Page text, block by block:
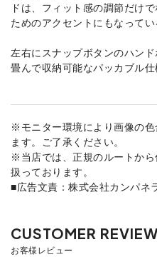
ドは、フィット感の調節だけ
ためのアクセントにもなってい
左右にスナップボタンのハン
畳んで収納可能なパッカブル仕
※モニター環境により画像の
ます。ご了承ください。
※当店では、正規のルートか
扱っております。
■広告文責：株式会社カンパネ